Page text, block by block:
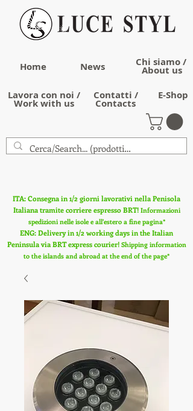
Home News Chi siamo /
About us
Lavora con noi /
Work with us
Contatti /
Contacts
E-Shop
ITA: Consegna in 1/2 giorni lavorativi nella Penisola
Italiana tramite corriere espresso BRT! Informazioni
spedizioni nelle isole e all'estero a fine pagina*
ENG: Delivery in 1/2 working days in the Italian
Peninsula via BRT express courier! Shipping information
to the islands and abroad at the end of the page*